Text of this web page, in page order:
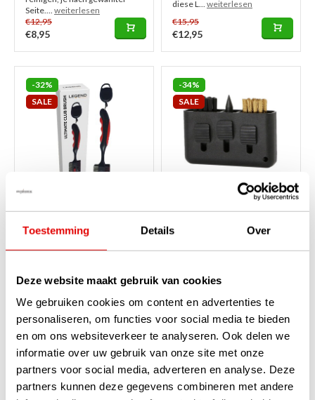
Toestemming Details Over
Deze website maakt gebruik van cookies
We gebruiken cookies om content en advertenties te
personaliseren, om functies voor social media te bieden
en om ons websiteverkeer te analyseren. Ook delen we
informatie over uw gebruik van onze site met onze
partners voor social media, adverteren en analyse. Deze
partners kunnen deze gegevens combineren met andere
Seite.... weiterlesen
€12,95
€8,95
diese L... weiterlesen
€15,95
€12,95
-32%
SALE
Brush
Mit dieser doppelten Bürste
Golfschläger entweder
vorsichtig oder gründlich
reinigen, je nach gewählter
Seite. Das pr...weiterlesen
€16,95
€11,50
-34%
SALE
Bürste
Diese kompakte 3 in 1 Golf
und leicht zu verstauen. Sie hat
drei verschiedene
Anwendungen, um Ihre
Schläger sauber zu...
weiterlesen
€5,95
€3,95